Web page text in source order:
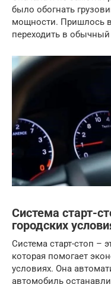
было обогнать
мощности. Пришлось
переходить в
Система старт-
городских
Система старт-стоп –
которая помогает
условиях. Она
автомобиль